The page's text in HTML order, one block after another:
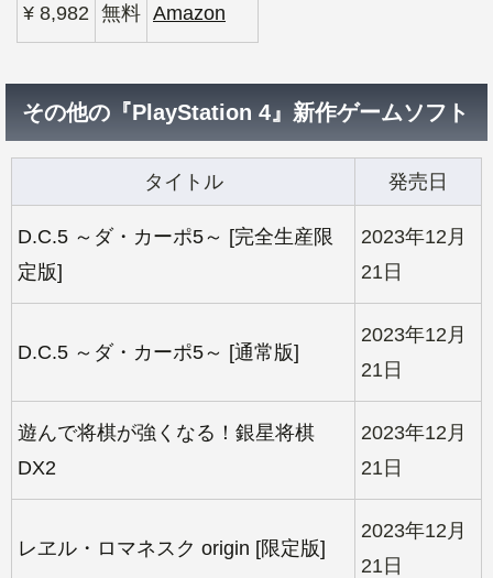
¥ 8,982 無料 Amazon
その他の『PlayStation 4』新作ゲームソフト
タイトル 発売日
D.C.5 ～ダ・カーポ5～ [完全生産限
定版]
2023年12月
21日
D.C.5 ～ダ・カーポ5～ [通常版]
2023年12月
21日
遊んで将棋が強くなる！銀星将棋
DX2
2023年12月
21日
レヱル・ロマネスク origin [限定版]
2023年12月
21日